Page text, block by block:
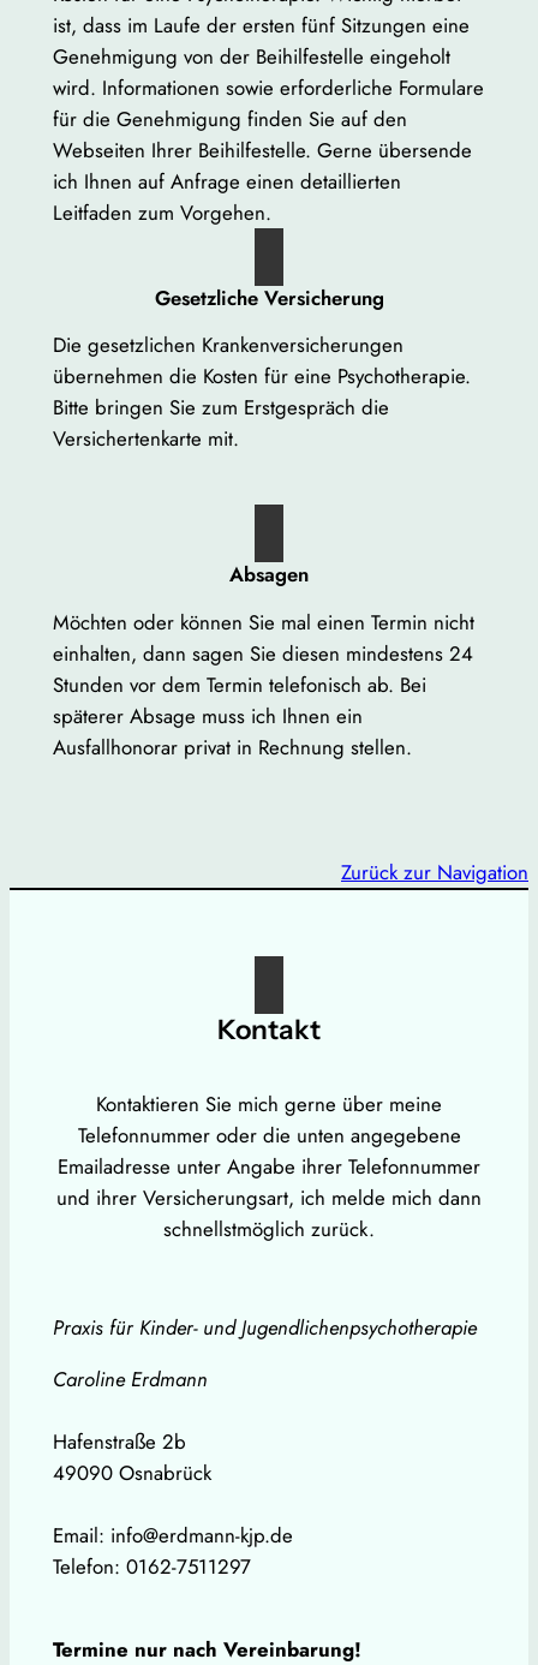
ist, dass im Laufe der ersten fünf Sitzungen eine
Genehmigung von der Beihilfestelle eingeholt
wird. Informationen sowie erforderliche Formulare
für die Genehmigung finden Sie auf den
Webseiten Ihrer Beihilfestelle. Gerne übersende
ich Ihnen auf Anfrage einen detaillierten
Leitfaden zum Vorgehen.
Gesetzliche Versicherung
Die gesetzlichen Krankenversicherungen
übernehmen die Kosten für eine Psychotherapie.
Bitte bringen Sie zum Erstgespräch die
Versichertenkarte mit.
Absagen
Möchten oder können Sie mal einen Termin nicht
einhalten, dann sagen Sie diesen mindestens 24
Stunden vor dem Termin telefonisch ab. Bei
späterer Absage muss ich Ihnen ein
Ausfallhonorar privat in Rechnung stellen.
Zurück zur Navigation
Kontakt
Kontaktieren Sie mich gerne über meine
Telefonnummer oder die unten angegebene
Emailadresse unter Angabe ihrer Telefonnummer
und ihrer Versicherungsart, ich melde mich dann
schnellstmöglich zurück.
Praxis für Kinder- und Jugendlichenpsychotherapie
Caroline Erdmann
Hafenstraße 2b
49090 Osnabrück
Email: info@erdmann-kjp.de
Telefon: 0162-7511297
Termine nur nach Vereinbarung!